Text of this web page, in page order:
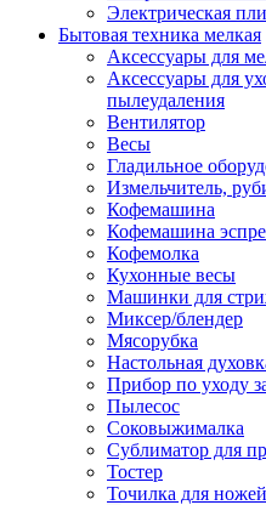
Электрическая
Бытовая техника мелкая
Аксессуары для
Аксессуары для
пылеудаления
Вентилятор
Весы
Гладильное
Измельчитель,
Кофемашина
Кофемашина
Кофемолка
Кухонные весы
Машинки для
Миксер/блендер
Мясорубка
Настольная
Прибор по уходу
Пылесос
Соковыжималка
Сублиматор для
Тостер
Точилка для ножей